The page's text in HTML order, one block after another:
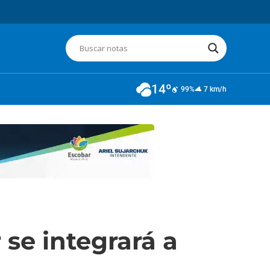
14º 99% 7 km/h
integrará a